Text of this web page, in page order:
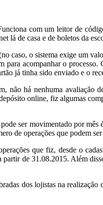
com um leitor de
lá de casa e de boletos da
o sistema exige um
acompanhar o
já tinha sido enviado e o
não há nenhuma
online, fiz algumas
ser movimentado por
de operações que podem
que fiz, desde o
de 31.08.2015. Além
dos lojistas na